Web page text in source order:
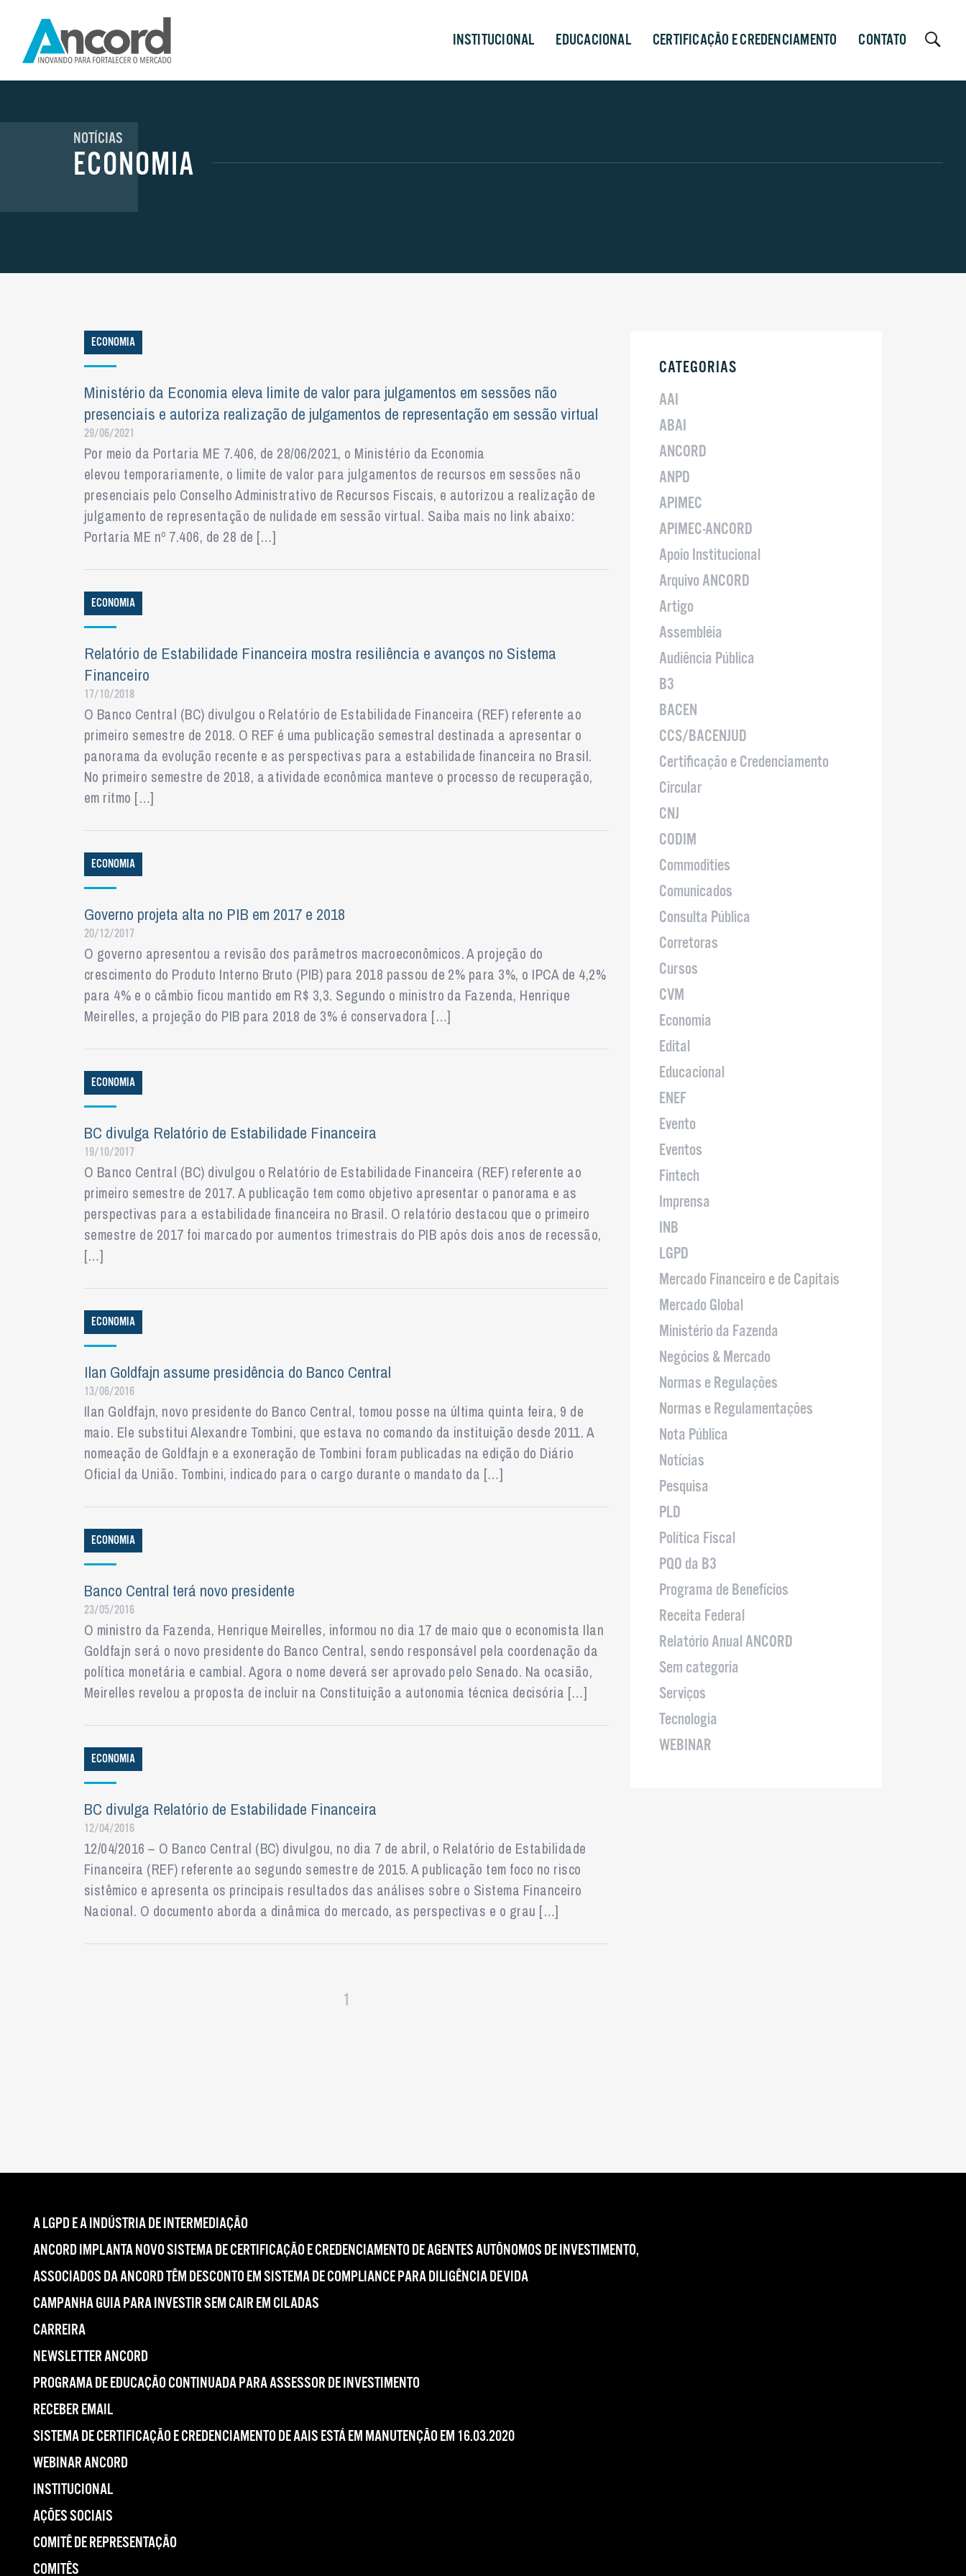
INSTITUCIONAL EDUCACIONAL CERTIFICAÇÃO E CREDENCIAMENTO CONTATO
NOTÍCIAS
ECONOMIA
ECONOMIA
Ministério da Economia eleva limite de valor para julgamentos em sessões não
presenciais e autoriza realização de julgamentos de representação em sessão virtual
29/06/2021
Por meio da Portaria ME 7.406, de 28/06/2021, o Ministério da Economia
elevou temporariamente, o limite de valor para julgamentos de recursos em sessões não
presenciais pelo Conselho Administrativo de Recursos Fiscais, e autorizou a realização de
julgamento de representação de nulidade em sessão virtual. Saiba mais no link abaixo:
Portaria ME nº 7.406, de 28 de […]
ECONOMIA
Relatório de Estabilidade Financeira mostra resiliência e avanços no Sistema
Financeiro
17/10/2018
O Banco Central (BC) divulgou o Relatório de Estabilidade Financeira (REF) referente ao
primeiro semestre de 2018. O REF é uma publicação semestral destinada a apresentar o
panorama da evolução recente e as perspectivas para a estabilidade financeira no Brasil.
No primeiro semestre de 2018, a atividade econômica manteve o processo de recuperação,
em ritmo […]
ECONOMIA
Governo projeta alta no PIB em 2017 e 2018
20/12/2017
O governo apresentou a revisão dos parâmetros macroeconômicos. A projeção do
crescimento do Produto Interno Bruto (PIB) para 2018 passou de 2% para 3%, o IPCA de 4,2%
para 4% e o câmbio ficou mantido em R$ 3,3. Segundo o ministro da Fazenda, Henrique
Meirelles, a projeção do PIB para 2018 de 3% é conservadora […]
ECONOMIA
BC divulga Relatório de Estabilidade Financeira
19/10/2017
O Banco Central (BC) divulgou o Relatório de Estabilidade Financeira (REF) referente ao
primeiro semestre de 2017. A publicação tem como objetivo apresentar o panorama e as
perspectivas para a estabilidade financeira no Brasil. O relatório destacou que o primeiro
semestre de 2017 foi marcado por aumentos trimestrais do PIB após dois anos de recessão,
[…]
ECONOMIA
Ilan Goldfajn assume presidência do Banco Central
13/06/2016
Ilan Goldfajn, novo presidente do Banco Central, tomou posse na última quinta feira, 9 de
maio. Ele substitui Alexandre Tombini, que estava no comando da instituição desde 2011. A
nomeação de Goldfajn e a exoneração de Tombini foram publicadas na edição do Diário
Oficial da União. Tombini, indicado para o cargo durante o mandato da […]
ECONOMIA
Banco Central terá novo presidente
23/05/2016
O ministro da Fazenda, Henrique Meirelles, informou no dia 17 de maio que o economista Ilan
Goldfajn será o novo presidente do Banco Central, sendo responsável pela coordenação da
política monetária e cambial. Agora o nome deverá ser aprovado pelo Senado. Na ocasião,
Meirelles revelou a proposta de incluir na Constituição a autonomia técnica decisória […]
ECONOMIA
BC divulga Relatório de Estabilidade Financeira
12/04/2016
12/04/2016 – O Banco Central (BC) divulgou, no dia 7 de abril, o Relatório de Estabilidade
Financeira (REF) referente ao segundo semestre de 2015. A publicação tem foco no risco
sistêmico e apresenta os principais resultados das análises sobre o Sistema Financeiro
Nacional. O documento aborda a dinâmica do mercado, as perspectivas e o grau […]
1
CATEGORIAS
AAI
ABAI
ANCORD
ANPD
APIMEC
APIMEC-ANCORD
Apoio Institucional
Arquivo ANCORD
Artigo
Assembléia
Audiência Pública
B3
BACEN
CCS/BACENJUD
Certificação e Credenciamento
Circular
CNJ
CODIM
Commodities
Comunicados
Consulta Pública
Corretoras
Cursos
CVM
Economia
Edital
Educacional
ENEF
Evento
Eventos
Fintech
Imprensa
INB
LGPD
Mercado Financeiro e de Capitais
Mercado Global
Ministério da Fazenda
Negócios & Mercado
Normas e Regulações
Normas e Regulamentações
Nota Pública
Notícias
Pesquisa
PLD
Política Fiscal
PQO da B3
Programa de Benefícios
Receita Federal
Relatório Anual ANCORD
Sem categoria
Serviços
Tecnologia
WEBINAR
A LGPD E A INDÚSTRIA DE INTERMEDIAÇÃO
ANCORD IMPLANTA NOVO SISTEMA DE CERTIFICAÇÃO E CREDENCIAMENTO DE AGENTES AUTÔNOMOS DE INVESTIMENTO,
ASSOCIADOS DA ANCORD TÊM DESCONTO EM SISTEMA DE COMPLIANCE PARA DILIGÊNCIA DEVIDA
CAMPANHA GUIA PARA INVESTIR SEM CAIR EM CILADAS
CARREIRA
NEWSLETTER ANCORD
PROGRAMA DE EDUCAÇÃO CONTINUADA PARA ASSESSOR DE INVESTIMENTO
RECEBER EMAIL
SISTEMA DE CERTIFICAÇÃO E CREDENCIAMENTO DE AAIS ESTÁ EM MANUTENÇÃO EM 16.03.2020
WEBINAR ANCORD
INSTITUCIONAL
AÇÕES SOCIAIS
COMITÊ DE REPRESENTAÇÃO
COMITÊS